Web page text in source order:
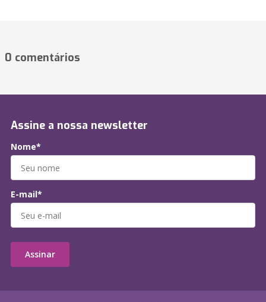
0 comentários
Assine a nossa newsletter
Nome*
E-mail*
Assinar